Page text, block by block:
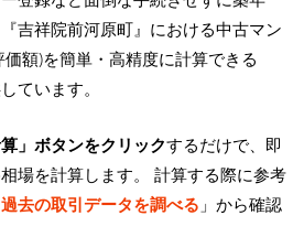
吉祥院前河原町』における中古マン
額)を簡単・高精度に計算できる
ています。
」ボタンをクリックするだけで、即
場を計算します。 計算する際に参考
過去の取引データを調べる 」から確認